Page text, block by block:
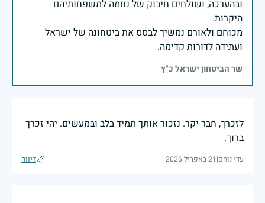
ובהערכה, ושולחים חיבוק של נחמה למשפחותיהם
מכוחם ולאורם נמשיך לבסס את ביטחונה של ישראל
ועתידה לדורות קדימה.
שר הביטחון ישראל כ"ץ
לזכרך, חבר יקר. נזכור אותך תמיד בלב ובמעשים. יהי זכרך
ברוך.
עדי נוחם|21 באפריל 2026 דיווח